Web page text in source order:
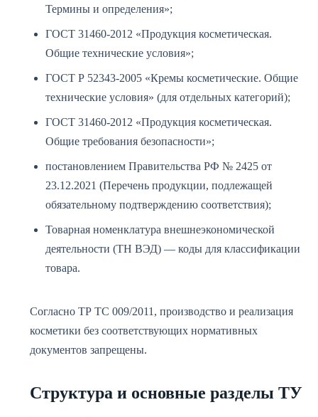
Термины и определения»;
ГОСТ 31460-2012 «Продукция косметическая.
Общие технические условия»;
ГОСТ Р 52343-2005 «Кремы косметические. Общие
технические условия» (для отдельных категорий);
ГОСТ 31460-2012 «Продукция косметическая.
Общие требования безопасности»;
постановлением Правительства РФ № 2425 от
23.12.2021 (Перечень продукции, подлежащей
обязательному подтверждению соответствия);
Товарная номенклатура внешнеэкономической
деятельности (ТН ВЭД) — коды для классификации
товара.
Согласно ТР ТС 009/2011, производство и реализация
косметики без соответствующих нормативных
документов запрещены.
Структура и основные разделы ТУ